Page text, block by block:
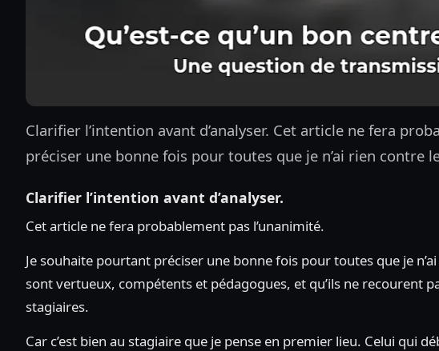
Clarifier l’intention avant d’analyser. Cet article ne fera
préciser une bonne fois pour toutes que je n’ai rien contre
Clarifier l’intention avant d’analyser.
Cet article ne fera probablement pas l’unanimité.
Je souhaite pourtant préciser une bonne fois pour toutes que je
sont vertueux, compétents et pédagogues, et qu’ils ne recourent
stagiaires.
Car c’est bien au stagiaire que je pense en premier lieu. Celui qui